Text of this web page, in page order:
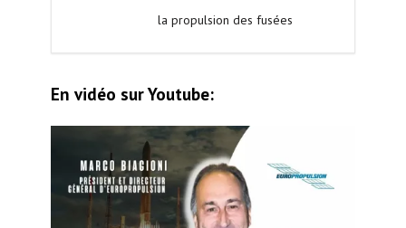
la propulsion des fusées
En vidéo sur Youtube: